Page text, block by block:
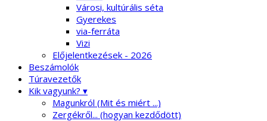
Városi, kultúrális séta
Gyerekes
via-ferráta
Vizi
Előjelentkezések - 2026
Beszámolók
Túravezetők
Kik vagyunk? ▾
Magunkról (Mit és miért ...)
Zergékről... (hogyan kezdődött)